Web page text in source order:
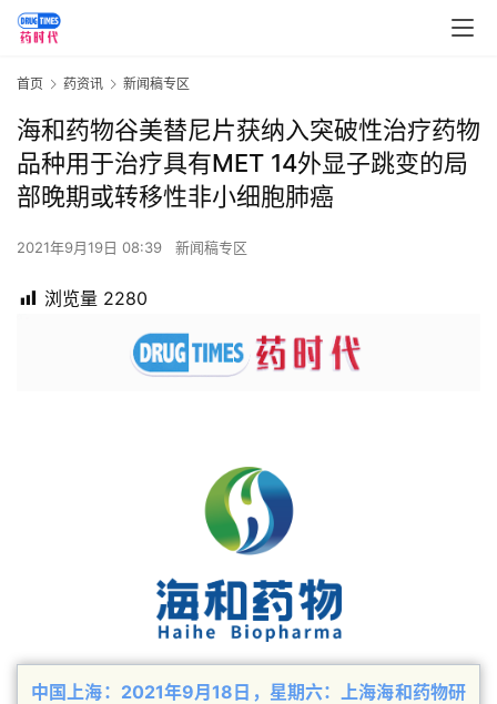
首页 药资讯 新闻稿专区
海和药物谷美替尼片获纳入突破性治疗药物
品种用于治疗具有MET 14外显子跳变的局
部晚期或转移性非小细胞肺癌
2021年9月19日 08:39 新闻稿专区
浏览量 2280
中国上海：2021年9月18日，星期六：上海海和药物研